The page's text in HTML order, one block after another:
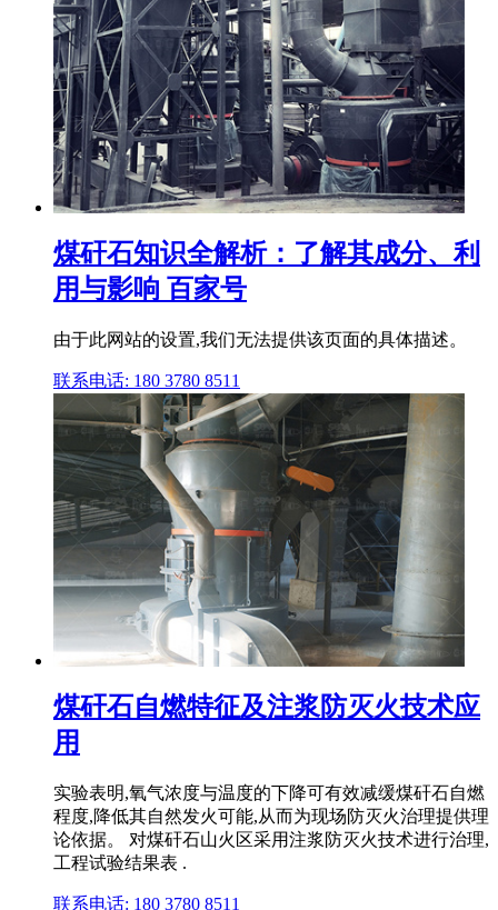
煤矸石知识全解析：了解其成分、利
用与影响 百家号
由于此网站的设置,我们无法提供该页面的具体描述。
联系电话: 180 3780 8511
煤矸石自燃特征及注浆防灭火技术应
用
实验表明,氧气浓度与温度的下降可有效减缓煤矸石自燃
程度,降低其自然发火可能,从而为现场防灭火治理提供理
论依据。 对煤矸石山火区采用注浆防灭火技术进行治理,
工程试验结果表 .
联系电话: 180 3780 8511